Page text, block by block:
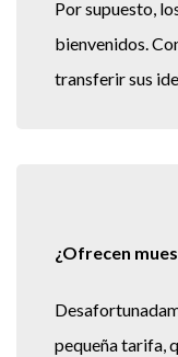
Por supuesto,
bienvenidos.
transferir sus
¿Ofrecen
pequeña tarifa,